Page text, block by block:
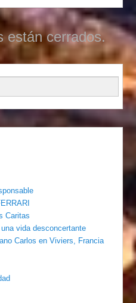
están cerrados.
Caritas
vida desconcertante
Carlos en Viviers, Francia